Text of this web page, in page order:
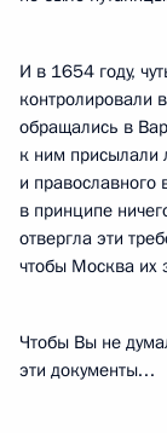
И в 1654 году,
контролировали
обращались в
к ним присылали
и
в принципе
отвергла эти
чтобы Москва их
Чтобы Вы не
эти документы…